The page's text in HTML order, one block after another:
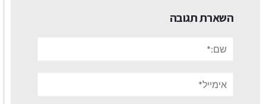
השארת תגובה